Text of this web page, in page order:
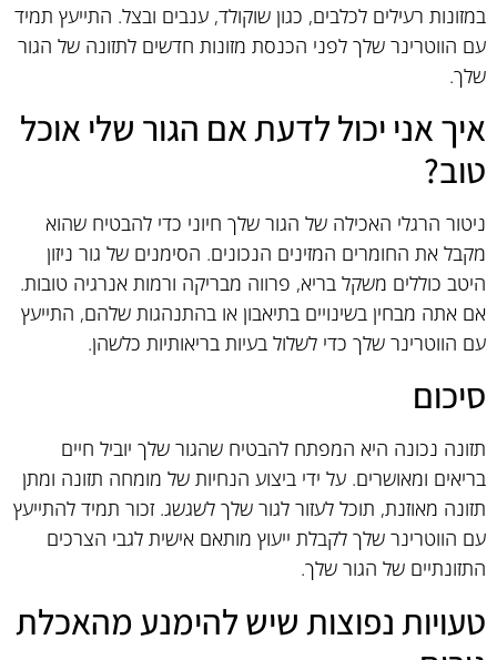
במזונות רעילים לכלבים, כגון שוקולד, ענבים ובצל. התייעץ תמיד
עם הווטרינר שלך לפני הכנסת מזונות חדשים לתזונה של הגור
שלך.
איך אני יכול לדעת אם הגור שלי אוכל
טוב?
ניטור הרגלי האכילה של הגור שלך חיוני כדי להבטיח שהוא
מקבל את החומרים המזינים הנכונים. הסימנים של גור ניזון
היטב כוללים משקל בריא, פרווה מבריקה ורמות אנרגיה טובות.
אם אתה מבחין בשינויים בתיאבון או בהתנהגות שלהם, התייעץ
עם הווטרינר שלך כדי לשלול בעיות בריאותיות כלשהן.
סיכום
תזונה נכונה היא המפתח להבטיח שהגור שלך יוביל חיים
בריאים ומאושרים. על ידי ביצוע הנחיות של מומחה תזונה ומתן
תזונה מאוזנת, תוכל לעזור לגור שלך לשגשג. זכור תמיד להתייעץ
עם הווטרינר שלך לקבלת ייעוץ מותאם אישית לגבי הצרכים
התזונתיים של הגור שלך.
טעויות נפוצות שיש להימנע מהאכלת